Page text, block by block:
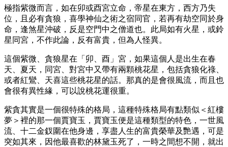
極指紫微而言，如在卯或酉宮立命，帝星在東方，西方乃失
位，且必有貪狼，喜學神仙之術之宿同官，若再有劫空同於身
命，逢煞星沖破，反是空門中之僧道也。此局如有火星，或鈴
星同宮，不作此論，反有富貴，但為人怪異。
這個紫微、貪狼星在「卯、酉」宮，如果這個人是出生在春
天、夏天，同宮、對宮中又帶有兩顆桃花星，包括貪狼化祿、
或者紅鸞、天喜這些桃花星的話。那真的是會很風流，而且也
會很有異性緣，可以說桃花運很重。
紫貪其實是一個很特殊的格局，這種特殊格局有點類似＜紅樓
夢＞裡的那一個賈寶玉，賈寶玉便是這種類型的特色，一世風
流、十二金釵圍在他身邊，享盡人生的富貴榮華及艷遇，可是
突如其來，因他最喜歡的林黛玉死了，一時之間想不開，就出